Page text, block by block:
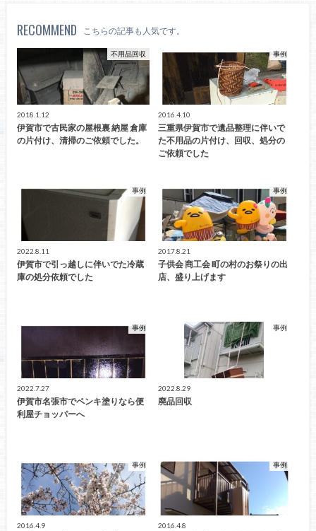
RECOMMEND こちらの記事も人気です。
不用品回収
2018.1.12
伊賀市で古民家の屋根裏 納屋 倉庫
の片付け、清掃のご依頼でした。
事例
2016.4.10
三重県伊賀市で遺品整理に伴いで
た不用品の片付け、回収、処分の
ご依頼でした
事例
2022.8.11
伊賀市で引っ越しに伴いでた冷蔵
庫の処分依頼でした
事例
2017.8.21
子供会 商工会 町の村のお祭りの出
店、盛り上げます
事例
2022.7.27
伊賀市名張市でペンキ塗りなら便
利屋チョッパーへ
事例
2022.8.29
廃品回収
事例
2016.4.9
事例
2016.4.8